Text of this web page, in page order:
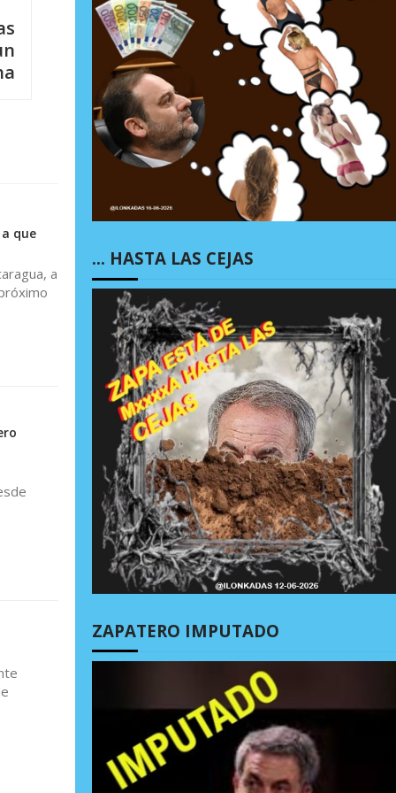
que
a
… HASTA LAS CEJAS
ZAPATERO IMPUTADO